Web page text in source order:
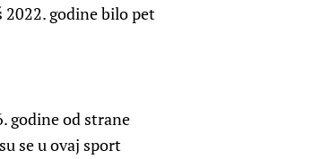
godine bilo pet
godine od strane
se u ovaj sport